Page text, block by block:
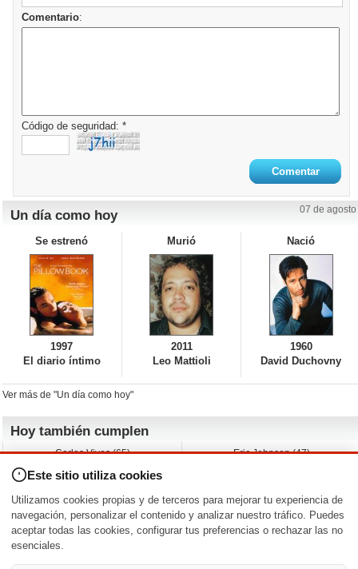
Comentario:
Código de seguridad: *
Un día como hoy 07 de agosto
Se estrenó
1997
El diario íntimo
Murió
2011
Leo Mattioli
Nació
1960
David Duchovny
Ver más de "Un día como hoy"
Hoy también cumplen
Carlos Vives (65)
Nicholas Ray (-)
Charlize Theron (51)
Maggie Wheeler (65)
Eric Johnson (47)
Wayne Knight (71)
Michael Shannon (52)
Nacimientos y estrenos en la fecha
DD/MM /
Este sitio utiliza cookies
Utilizamos cookies propias y de terceros para mejorar tu experiencia de
navegación, personalizar el contenido y analizar nuestro tráfico. Puedes
aceptar todas las cookies, configurar tus preferencias o rechazar las no
esenciales.